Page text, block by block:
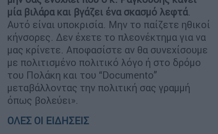
μία βιλάρα και βγάζει ένα σκασμό λεφτά.
Αυτό είναι υποκρισία. Μην το παίζετε ηθικοί
κήνσορες. Δεν έχετε το πλεονέκτημα για να
μας κρίνετε. Αποφασίστε αν θα συνεχίσουμε
με πολιτισμένο πολιτικό λόγο ή στο δρόμο
του Πολάκη και του “Documento”
μεταβάλλοντας την πολιτική σας γραμμή
όπως βολεύει».
ΟΛΕΣ ΟΙ ΕΙΔΗΣΕΙΣ